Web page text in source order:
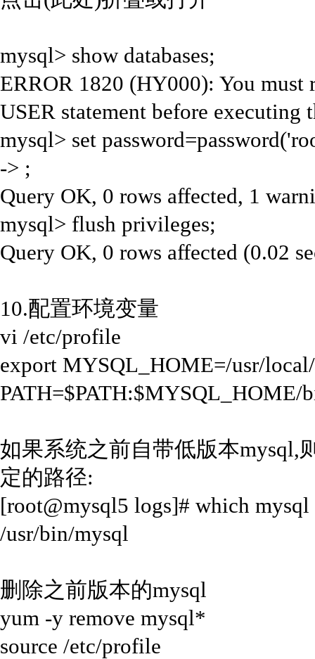
mysql> show databases;
ERROR 1820 (HY000): You must
USER statement before executing
mysql> set
-> ;
Query OK, 0 rows affected, 1
mysql> flush privileges;
Query OK, 0 rows affected (0.02
10.配置环境变量
vi /etc/profile
export MYSQL_HOME=/usr/
PATH=$PATH:$MYSQL_HOME/
如果系统之前自带低版本mysql,
定的路径:
[root@mysql5 logs]# which mysql
/usr/bin/mysql
删除之前版本的mysql
yum -y remove mysql*
source /etc/profile